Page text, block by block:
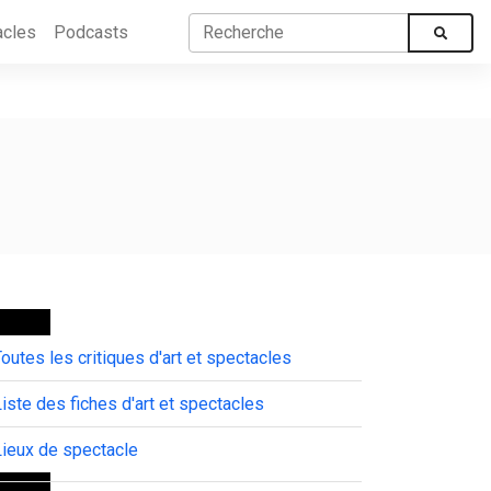
Podcasts
les critiques d'art et spectacles
des fiches d'art et spectacles
de spectacle